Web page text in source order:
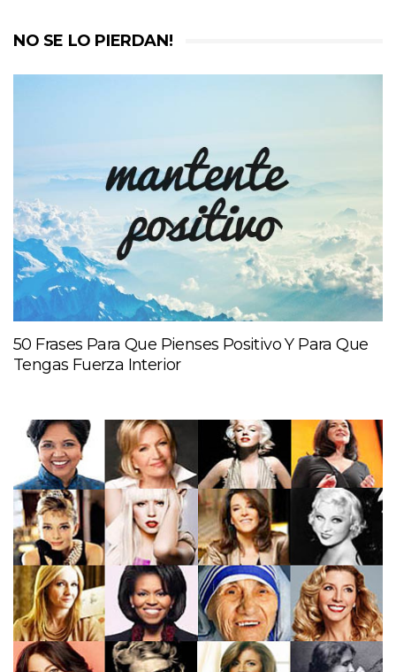
NO SE LO PIERDAN!
50 Frases Para Que Pienses Positivo Y Para Que
Tengas Fuerza Interior